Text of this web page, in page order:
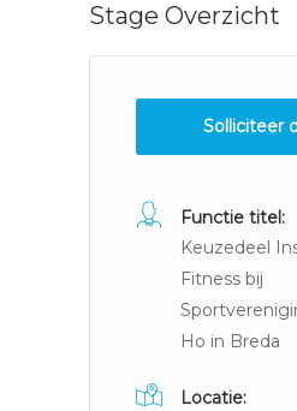
Stage Overzicht
Solliciteer
Functie titel:
Keuzedeel
Fitness bij
Ho in Breda
Locatie: